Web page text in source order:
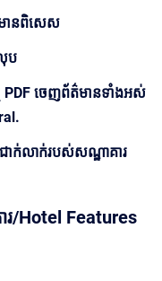
ានពិសេស
ប
ចេញព័ត៌មានទាំងអស់
ជាក់លាក់របស់សណ្ឋាគារ
/Hotel Features